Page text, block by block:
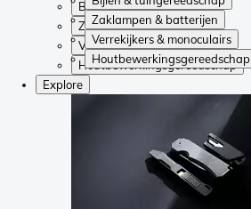
Zaklampen & batterijen
Verrekijkers & monoculairs
Houtbewerkingsgereedschap
Bijlen & tuingereedschap
Zaklampen & batterijen
Verrekijkers & monoculairs
Houtbewerkingsgereedschap
Explore